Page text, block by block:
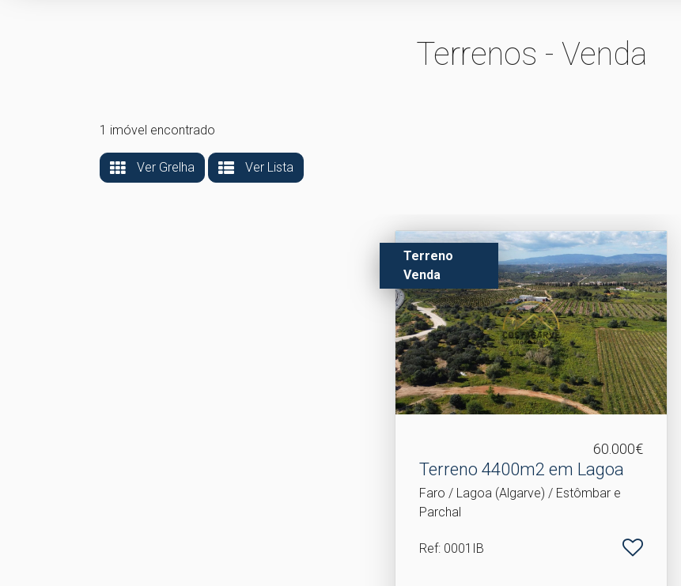
Terrenos - Venda
1 imóvel encontrado
Ver Grelha Ver Lista
Terreno
Venda
60.000€
Terreno 4400m2 em Lagoa
Faro / Lagoa (Algarve) / Estômbar e
Parchal
Ref: 0001IB